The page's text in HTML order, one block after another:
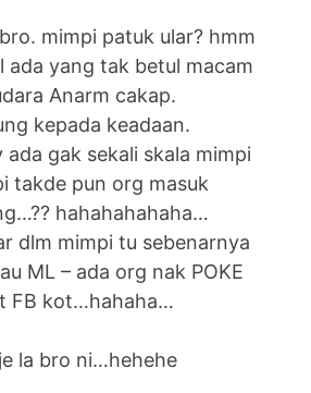
mimpi patuk ular? hmm
ada yang tak betul macam
Anarm cakap.
kepada keadaan.
ada gak sekali skala mimpi
takde pun org masuk
hahahahahaha…
dlm mimpi tu sebenarnya
ML – ada org nak POKE
FB kot…hahaha…
la bro ni…hehehe